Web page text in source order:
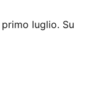
luglio. Su